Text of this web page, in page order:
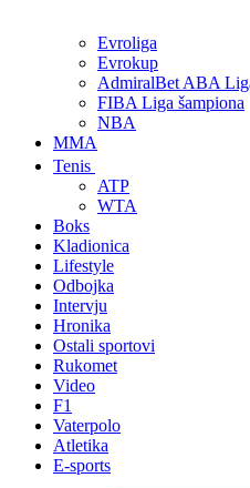
Evroliga
Evrokup
AdmiralBet ABA
FIBA Liga šampiona
NBA
MMA
Tenis
ATP
WTA
Boks
Kladionica
Lifestyle
Odbojka
Intervju
Hronika
Ostali sportovi
Rukomet
Video
F1
Vaterpolo
Atletika
E-sports